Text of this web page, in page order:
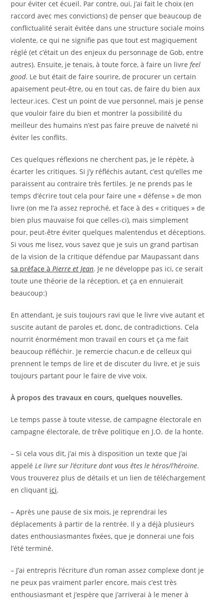
pour éviter cet écueil. Par contre, oui, j’ai fait le choix (en
raccord avec mes convictions) de penser que beaucoup de
conflictualité serait évitée dans une structure sociale moins
violente, ce qui ne signifie pas que tout est magiquement
réglé (et c’était un des enjeux du personnage de Gob, entre
autres). Ensuite, je tenais, à toute force, à faire un livrefeel
good. Le but était de faire sourire, de procurer un certain
apaisement peut-être, ou en tout cas, de faire du bien aux
lecteur.ices. C’est un point de vue personnel, mais je pense
que vouloir faire du bien et montrer la possibilité du
meilleur des humains n’est pas faire preuve de naïveté ni
éviter les conflits.
Ces quelques réflexions ne cherchent pas, je le répète, à
écarter les critiques. Si j’y réfléchis autant, c’est qu’elles me
paraissent au contraire très fertiles. Je ne prends pas le
temps d’écrire tout cela pour faire une « défense » de mon
livre (on me l’a assez reproché, et face à des « critiques » de
bien plus mauvaise foi que celles-ci), mais simplement
pour, peut-être éviter quelques malentendus et déceptions.
Si vous me lisez, vous savez que je suis un grand partisan
de la vision de la critique défendue par Maupassant dans
sa préface à Pierre et Jean. Je ne développe pas ici, ce serait
toute une théorie de la réception, et ça en ennuierait
beaucoup:)
En attendant, je suis toujours ravi que le livre vive autant et
suscite autant de paroles et, donc, de contradictions. Cela
nourrit énormément mon travail en cours et ça me fait
beaucoup réfléchir. Je remercie chacun.e de celleux qui
prennent le temps de lire et de discuter du livre, et je suis
toujours partant pour le faire de vive voix.
À propos des travaux en cours, quelques nouvelles.
Le temps passe à toute vitesse, de campagne électorale en
campagne électorale, de trêve politique en J.O. de la honte.
– Si cela vous dit, j’ai mis à disposition un texte que j’ai
appelé Le livre sur l’écriture dont vous êtes le héros/l’héroïne.
Vous trouverez plus de détails et un lien de téléchargement
en cliquant ici.
– Après une pause de six mois, je reprendrai les
déplacements à partir de la rentrée. Il y a déjà plusieurs
dates enthousiasmantes fixées, que je donnerai une fois
l’été terminé.
– J’ai entrepris l’écriture d’un roman assez complexe dont je
ne peux pas vraiment parler encore, mais c’est très
enthousiasmant et j’espère que j’arriverai à le mener à